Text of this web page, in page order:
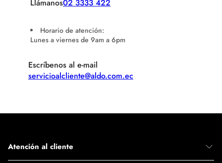
Llámanos02 3333 422
Horario de atención:
Lunes a viernes de 9am a 6pm
Escríbenos al e-mail
servicioalcliente@aldo.com.ec
Atención al cliente